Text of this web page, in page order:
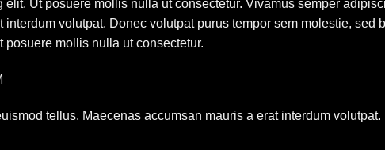
Ut posuere mollis nulla ut consectetur. Vivamus semper
volutpat. Donec volutpat purus tempor sem molestie, sed
mollis nulla ut consectetur.
tellus. Maecenas accumsan mauris a erat interdum